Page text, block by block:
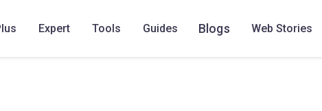
Expert Tools Guides Blogs Web Stories